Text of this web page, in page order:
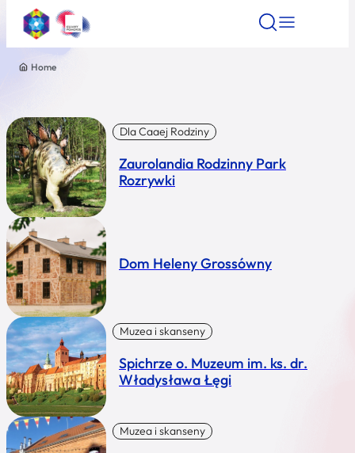
Nazwa atrakcji
Miasto
Kategoria
Home
Dla Caaej Rodziny
Zaurolandia Rodzinny Park
Rozrywki
Dom Heleny Grossówny
Muzea i skanseny
Spichrze o. Muzeum im. ks. dr.
Władysława Łęgi
Muzea i skanseny